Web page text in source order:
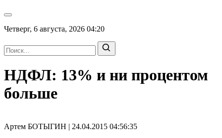
Четверг, 6 августа, 2026 04:20
НДФЛ: 13% и ни процентом
больше
Артем БОТЫГИН | 24.04.2015 04:56:35